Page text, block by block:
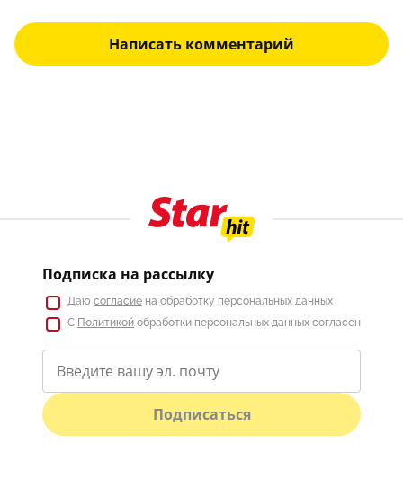
Написать комментарий
Подписка на рассылку
Даю согласие на обработку персональных данных
С Политикой обработки персональных данных согласен
Подписаться